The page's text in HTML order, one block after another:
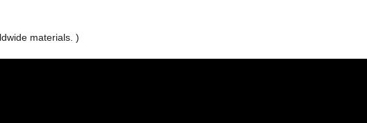
materials. )